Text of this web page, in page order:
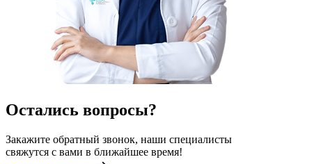
Остались вопросы?
Закажите обратный звонок, наши специалисты
свяжутся с вами в ближайшее время!